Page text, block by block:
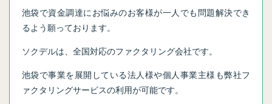
池袋で資金調達にお悩みのお客様が一人でも問題解決でき
るよう願っております。
ソクデルは、全国対応のファクタリング会社です。
池袋で事業を展開している法人様や個人事業主様も弊社フ
ァクタリングサービスの利用が可能です。